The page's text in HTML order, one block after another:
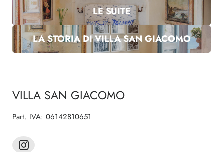
LE SUITE
LA STORIA DI VILLA SAN GIACOMO
VILLA SAN GIACOMO
Part. IVA: 06142810651
Nome Cognome*
E-mail*
*campi obbligatori
Invia